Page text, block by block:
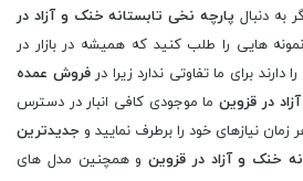
به دنبالپارچه نخی تابستانه خنک و آزاد در
هایی را طلب کنید که همیشه در بازار در
برای ما تفاوتی ندارد زیرا در فروش عمده
در قزوین ما موجودی کافی انبار در دسترس
زمان نیازهای خود را برطرف نمایید و جدیدترین
خنک و آزاد در قزوینو همچنین مدل های